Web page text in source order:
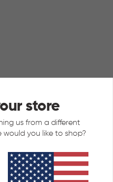
store
us from a different
you like to shop?